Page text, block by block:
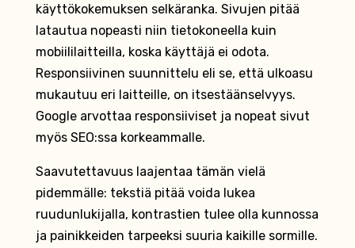
käyttökokemuksen selkäranka. Sivujen pitää
latautua nopeasti niin tietokoneella kuin
mobiililaitteilla, koska käyttäjä ei odota.
Responsiivinen suunnittelu eli se, että ulkoasu
mukautuu eri laitteille, on itsestäänselvyys.
Google arvottaa responsiiviset ja nopeat sivut
myös SEO:ssa korkeammalle.
Saavutettavuus laajentaa tämän vielä
pidemmälle: tekstiä pitää voida lukea
ruudunlukijalla, kontrastien tulee olla kunnossa
ja painikkeiden tarpeeksi suuria kaikille sormille.